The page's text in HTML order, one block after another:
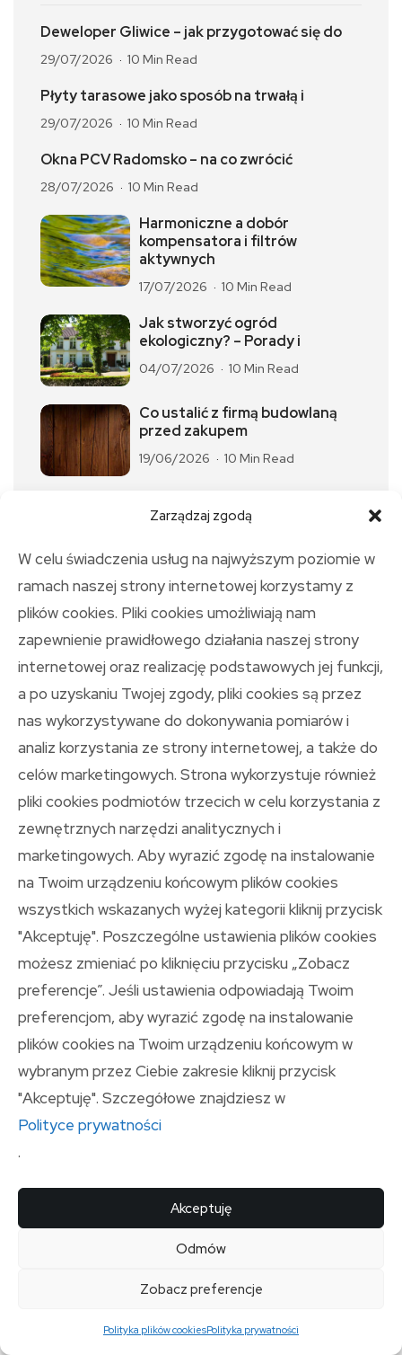
Zarządzaj zgodą
W celu świadczenia usług na najwyższym poziomie w
ramach naszej strony internetowej korzystamy z
plików cookies. Pliki cookies umożliwiają nam
zapewnienie prawidłowego działania naszej strony
internetowej oraz realizację podstawowych jej funkcji,
a po uzyskaniu Twojej zgody, pliki cookies są przez
nas wykorzystywane do dokonywania pomiarów i
analiz korzystania ze strony internetowej, a także do
celów marketingowych. Strona wykorzystuje również
pliki cookies podmiotów trzecich w celu korzystania z
zewnętrznych narzędzi analitycznych i
marketingowych. Aby wyrazić zgodę na instalowanie
na Twoim urządzeniu końcowym plików cookies
wszystkich wskazanych wyżej kategorii kliknij przycisk
"Akceptuję". Poszczególne ustawienia plików cookies
możesz zmieniać po kliknięciu przycisku „Zobacz
preferencje”. Jeśli ustawienia odpowiadają Twoim
preferencjom, aby wyrazić zgodę na instalowanie
plików cookies na Twoim urządzeniu końcowym w
wybranym przez Ciebie zakresie kliknij przycisk
"Akceptuję". Szczegółowe znajdziesz w
Polityce prywatności
.
Akceptuję
Odmów
Zobacz preferencje
Polityka plików cookiesPolityka prywatności
Deweloper Gliwice – jak przygotować się do
29/07/2026 10 Min Read
Płyty tarasowe jako sposób na trwałą i
29/07/2026 10 Min Read
Okna PCV Radomsko – na co zwrócić
28/07/2026 10 Min Read
Harmoniczne a dobór
kompensatora i filtrów
aktywnych
17/07/2026 10 Min Read
Jak stworzyć ogród
ekologiczny? – Porady i
04/07/2026 10 Min Read
Co ustalić z firmą budowlaną
przed zakupem
19/06/2026 10 Min Read
dębowy do małego
Related Posts
Matylda
Decora listwy przypodłogowe –
rodzaje, montaż i opinie klientów
„`html Decora listwy przypodłogowe – czym się
wyróżniają? Krótka historia marki Decora i jej pozycja
Meble i dekoracje
21 marca